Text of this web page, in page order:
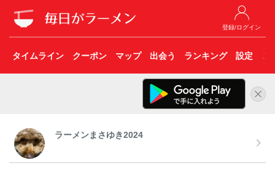
登録/ログイン
タイムライン クーポン マップ 出会う ランキング 設定 こ
ラーメンまさゆき2024